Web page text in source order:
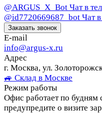
@ARGUS_X_Bot Чат в
@id7720669687_bot Чат
Заказать звонок
E-mail
info@argus-x.ru
Адрес
г. Москва, ул.
🚙 Склад в Москве
Режим работы
Офис работает по
предупредите о визите